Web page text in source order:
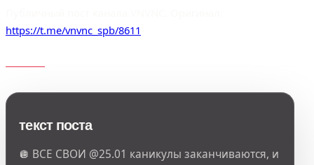
https://t.me/vnvnc_spb/8611
текст поста
🪩 ВСЕ СВОИ @25.01 каникулы заканчиваются, и